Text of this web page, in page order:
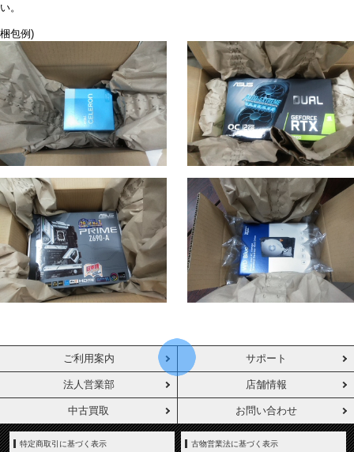
い。
梱包例)
ご利用案内 サポート
法人営業部 店舗情報
中古買取 お問い合わせ
特定商取引に基づく表示 古物営業法に基づく表示